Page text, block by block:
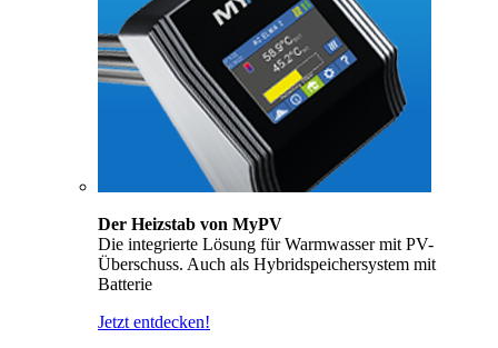
Der Heizstab von MyPV
Die integrierte Lösung für Warmwasser mit PV-
Überschuss. Auch als Hybridspeichersystem mit
Batterie
Jetzt entdecken!